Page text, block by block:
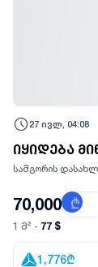
27 ივლ, 04:08
იყიდება
სამგორის
70,000 ₾
1 მ² - 77 $
1,776₾